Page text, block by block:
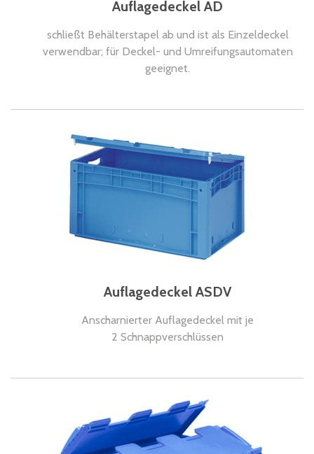
Auflagedeckel AD
schließt Behälterstapel ab und ist als Einzeldeckel
verwendbar; für Deckel- und Umreifungsautomaten
geeignet.
Auflagedeckel ASDV
Anscharnierter Auflagedeckel mit je
2 Schnappverschlüssen